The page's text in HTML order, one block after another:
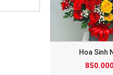
Hoa Sinh